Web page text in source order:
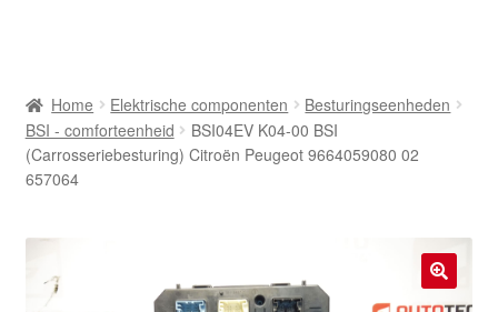
Algemene voorwaarden
Home Elektrische componenten
Besturingseenheden
BSI - comforteenheid
BSI04EV K04-00 BSI
(Carrosseriebesturing) Citroën Peugeot 9664059080 02
657064
🔍